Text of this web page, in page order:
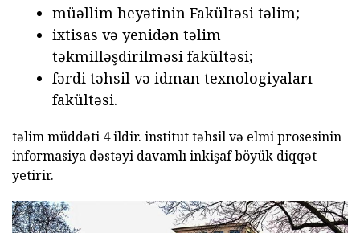
müəllim heyətinin Fakültəsi təlim;
ixtisas və yenidən təlim
təkmilləşdirilməsi fakültəsi;
fərdi təhsil və idman texnologiyaları
fakültəsi.
təlim müddəti 4 ildir. institut təhsil və elmi prosesinin
informasiya dəstəyi davamlı inkişaf böyük diqqət
yetirir.